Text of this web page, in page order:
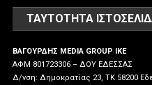
ΤΑΥΤΌΤΗΤΑ
ΒΑΓΟΥΡΔΗΣ MEDIA GROUP IKE
ΑΦΜ 801723306 – ΔΟΥ ΕΔΕΣΣΑΣ
Δ/νση: Δημοκρατίας 23, ΤΚ 58200